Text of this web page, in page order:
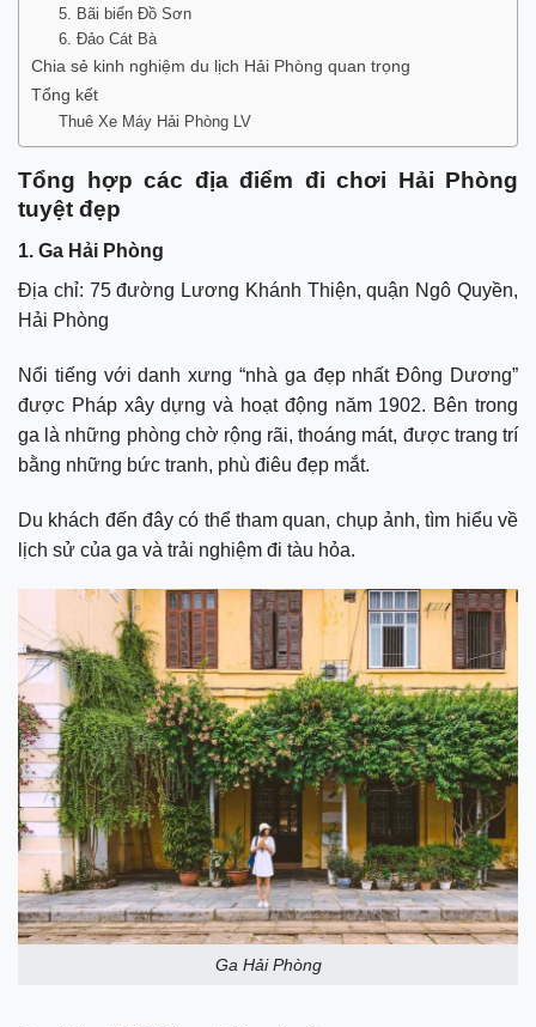
5. Bãi biển Đồ Sơn
6. Đảo Cát Bà
Chia sẻ kinh nghiệm du lịch Hải Phòng quan trọng
Tổng kết
Thuê Xe Máy Hải Phòng LV
Tổng hợp các địa điểm đi chơi Hải Phòng
tuyệt đẹp
1. Ga Hải Phòng
Địa chỉ: 75 đường Lương Khánh Thiện, quận Ngô Quyền,
Hải Phòng
Nổi tiếng với danh xưng “nhà ga đẹp nhất Đông Dương”
được Pháp xây dựng và hoạt động năm 1902. Bên trong
ga là những phòng chờ rộng rãi, thoáng mát, được trang trí
bằng những bức tranh, phù điêu đẹp mắt.
Du khách đến đây có thể tham quan, chụp ảnh, tìm hiểu về
lịch sử của ga và trải nghiệm đi tàu hỏa.
Ga Hải Phòng